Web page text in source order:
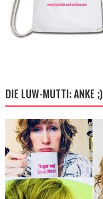
DIE LUW-MUTTI: ANKE ;)